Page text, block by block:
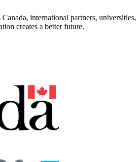
international partners,
creates a better future.